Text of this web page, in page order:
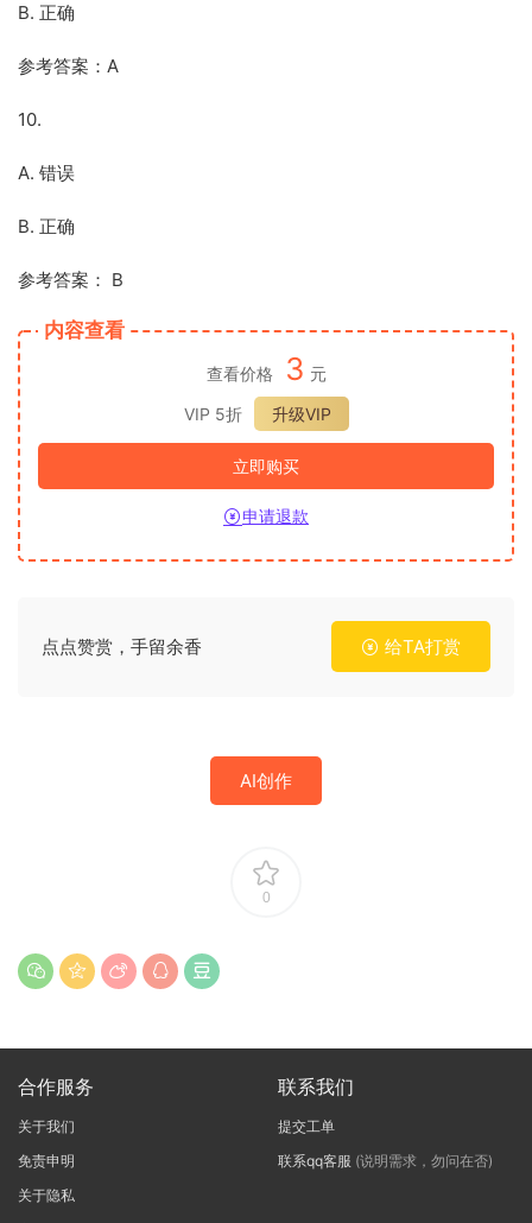
B. 正确
参考答案：A
10.
A. 错误
B. 正确
参考答案： B
内容查看
查看价格 3 元
VIP 5折
升级VIP
立即购买
申请退款
点点赞赏，手留余香 给TA打赏
AI创作
0
合作服务
关于我们
免责申明
关于隐私
联系我们
提交工单
联系qq客服 (说明需求，勿问在否)